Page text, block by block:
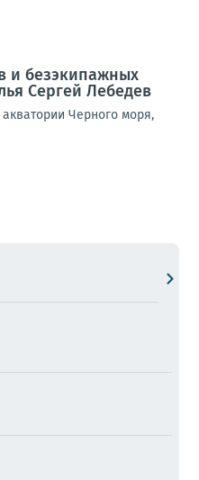
и безэкипажных
Сергей Лебедев
Черного моря,